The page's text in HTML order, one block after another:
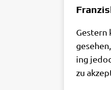
Gestern
ing
zu